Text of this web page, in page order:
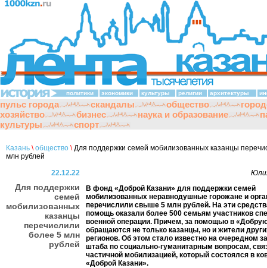
политики экономики культуры религии архитектуры
пульс города скандалы общество
хозяйство
бизнес наука и образование
культуры
спорт
Казань \ общество \Для поддержки семей мобилизованных казанцы
млн рублей
22.12.22
Для поддержки
семей
мобилизованных
казанцы
перечислили
более 5 млн
рублей
В фонд «Доброй Казани» для поддержки семей
мобилизованных неравнодушные горожане и
перечислили свыше 5 млн рублей. На эти
помощь оказали более 500 семьям участников
военной операции. Причем, за помощью в
обращаются не только казанцы, но и жители
регионов. Об этом стало известно на очередном
штаба по социально-гуманитарным вопросам,
частичной мобилизацией, который состоялся в
«Доброй Казани».